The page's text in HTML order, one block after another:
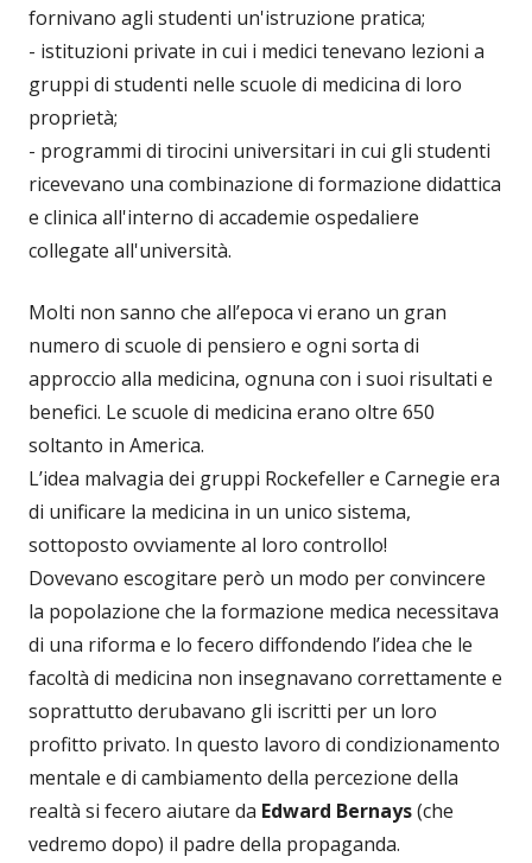
fornivano agli studenti un'istruzione pratica;
- istituzioni private in cui i medici tenevano lezioni a
gruppi di studenti nelle scuole di medicina di loro
proprietà;
- programmi di tirocini universitari in cui gli studenti
ricevevano una combinazione di formazione didattica
e clinica all'interno di accademie ospedaliere
collegate all'università.
Molti non sanno che all’epoca vi erano un gran
numero di scuole di pensiero e ogni sorta di
approccio alla medicina, ognuna con i suoi risultati e
benefici. Le scuole di medicina erano oltre 650
soltanto in America.
L’idea malvagia dei gruppi Rockefeller e Carnegie era
di unificare la medicina in un unico sistema,
sottoposto ovviamente al loro controllo!
Dovevano escogitare però un modo per convincere
la popolazione che la formazione medica necessitava
di una riforma e lo fecero diffondendo l’idea che le
facoltà di medicina non insegnavano correttamente e
soprattutto derubavano gli iscritti per un loro
profitto privato. In questo lavoro di condizionamento
mentale e di cambiamento della percezione della
realtà si fecero aiutare da Edward Bernays(che
vedremo dopo) il padre della propaganda.